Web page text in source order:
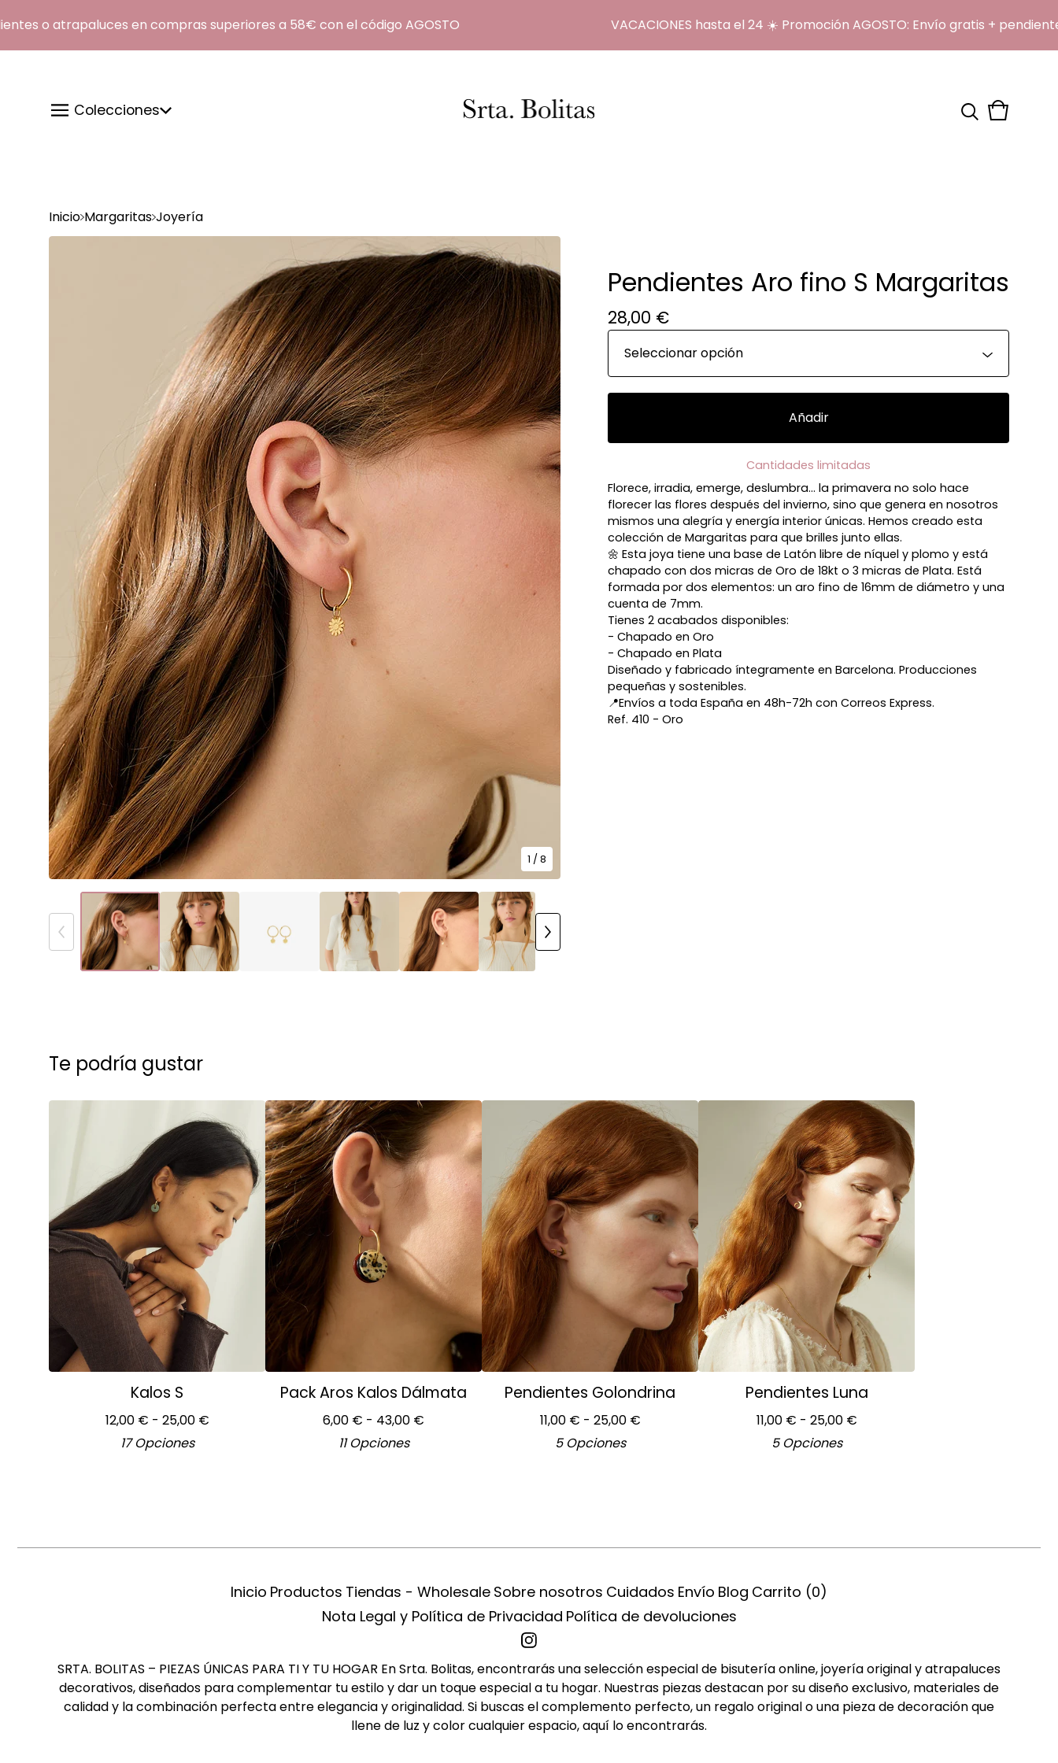
o atrapaluces en compras superiores a 58€ con el código AGOSTO VACACIONES hasta el 24 ☀️ Promoción AGOSTO: Envío gratis +
Colecciones
Ver
0
Inicio Margaritas Joyería
1 / 8
Pendientes Aro fino S Margaritas
28,00 €
Añadir
Cantidades limitadas
Florece, irradia, emerge, deslumbra... la primavera no solo hace
florecer las flores después del invierno, sino que genera en nosotros
mismos una alegría y energía interior únicas. Hemos creado esta
colección de Margaritas para que brilles junto ellas.
🌼 Esta joya tiene una base de Latón libre de níquel y plomo y está
chapado con dos micras de Oro de 18kt o 3 micras de Plata. Está
formada por dos elementos: un aro fino de 16mm de diámetro y una
cuenta de 7mm.
Tienes 2 acabados disponibles:
- Chapado en Oro
- Chapado en Plata
Diseñado y fabricado íntegramente en Barcelona. Producciones
pequeñas y sostenibles.
📍Envíos a toda España en 48h-72h con Correos Express.
Ref. 410 - Oro
Te podría gustar
Kalos S
12,00 € - 25,00 €
17 Opciones
Pack Aros Kalos Dálmata
6,00 € - 43,00 €
11 Opciones
Pendientes Golondrina
11,00 € - 25,00 €
5 Opciones
Pendientes Luna
11,00 € - 25,00 €
5 Opciones
Inicio Productos Tiendas - Wholesale Sobre nosotros Cuidados Envío Blog Carrito (0)
Nota Legal y Política de Privacidad Política de devoluciones
SRTA. BOLITAS – PIEZAS ÚNICAS PARA TI Y TU HOGAR En Srta. Bolitas, encontrarás una selección especial de bisutería online, joyería original y atrapaluces
decorativos, diseñados para complementar tu estilo y dar un toque especial a tu hogar. Nuestras piezas destacan por su diseño exclusivo, materiales de
calidad y la combinación perfecta entre elegancia y originalidad. Si buscas el complemento perfecto, un regalo original o una pieza de decoración que
llene de luz y color cualquier espacio, aquí lo encontrarás.